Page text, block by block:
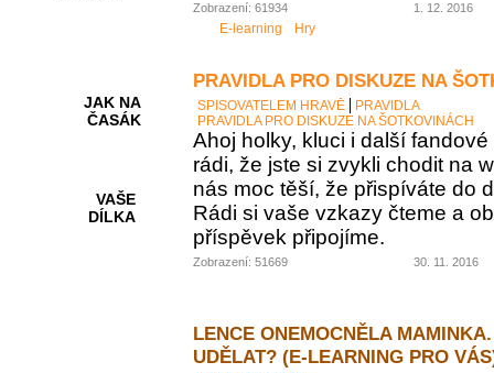
JAK NA
ČASÁK
VAŠE
DÍLKA
Zobrazení: 61934 1. 12. 2016
E-learning Hry
PRAVIDLA PRO DISKUZE NA
SPISOVATELEM HRAVĚ
PRAVIDLA
PRAVIDLA PRO DISKUZE NA ŠOTKOVINÁCH
Ahoj holky, kluci i další
rádi, že jste si zvykli chodit na
nás moc těší, že přispíváte do
Rádi si vaše vzkazy čteme a
příspěvek připojíme.
Zobrazení: 51669 30. 11. 2016
LENCE ONEMOCNĚLA
UDĚLAT? (E-LEARNING PRO